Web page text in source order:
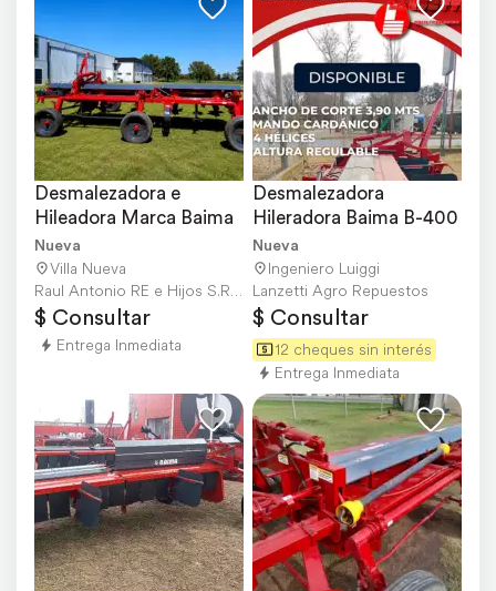
Desmalezadora e
Hileadora Marca Baima
Nueva
Villa Nueva
$ Consultar
Entrega Inmediata
Desmalezadora
Hileradora Baima B-400
Nueva
Ingeniero Luiggi
Lanzetti Agro Repuestos
$ Consultar
12 cheques sin interés
Entrega Inmediata